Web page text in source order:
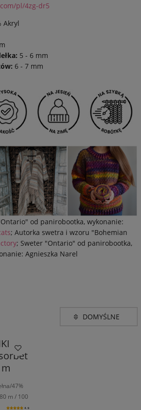
pl/4zg-dr5
Akryl
5 - 6 mm
6 - 7 mm
od panirobootka, wykonanie:
; Autorka swetra i wzoru "Bohemian
; Sweter "Ontario" od panirobootka,
Agnieszka Narel
47%
m / 100
4.9